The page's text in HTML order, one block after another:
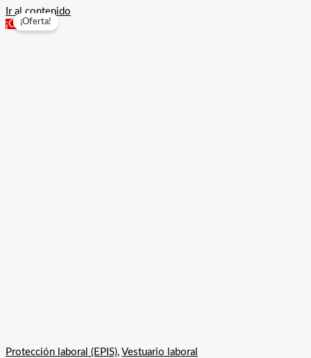
Ir al contenido
¡Oferta!
Protección laboral (EPIS), Vestuario laboral
¡Oferta!